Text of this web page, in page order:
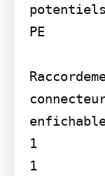
potentiels
PE
1
1